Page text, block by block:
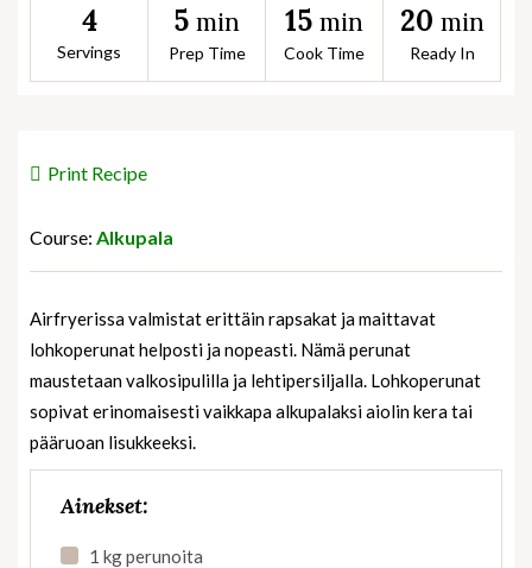
4
Servings
5 min
Prep Time
15 min
Cook Time
20 min
Ready In
Print Recipe
Course: Alkupala
Airfryerissa valmistat erittäin rapsakat ja maittavat
lohkoperunat helposti ja nopeasti. Nämä perunat
maustetaan valkosipulilla ja lehtipersiljalla. Lohkoperunat
sopivat erinomaisesti vaikkapa alkupalaksi aiolin kera tai
pääruoan lisukkeeksi.
Ainekset:
1 kg perunoita